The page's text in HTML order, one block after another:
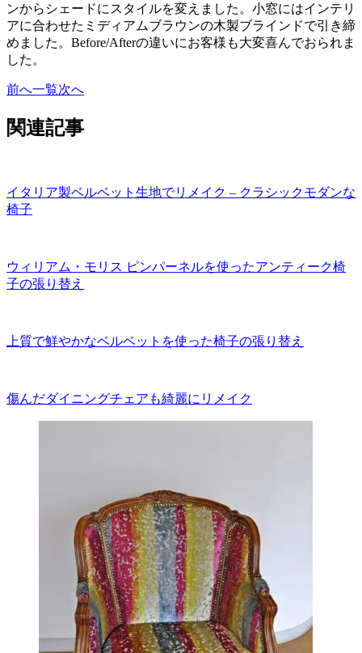
ンからシェードにスタイルを変えました。小窓にはインテリ
アに合わせたミディアムブラウンの木製ブラインドで引き締
めました。Before/Afterの違いにお客様も大変喜んでおられま
した。
前へ一覧次へ
関連記事
イタリア製ベルベット生地でリメイク – クラシックモダンな
椅子
ウィリアム・モリス ピンパーネルを使ったアンティーク椅
子の張り替え
上質で鮮やかなベルベットを使った椅子の張り替え
傷んだダイニングチェアも綺麗にリメイク